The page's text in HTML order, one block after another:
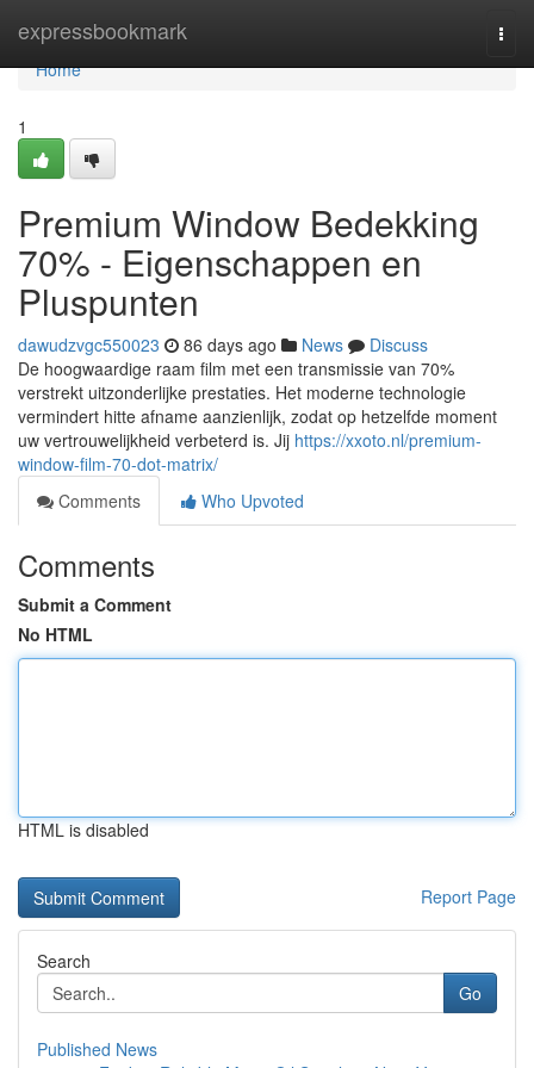
expressbookmark
Home
Home
1
Premium Window Bedekking
70% - Eigenschappen en
Pluspunten
dawudzvgc550023 86 days ago News
Discuss
De hoogwaardige raam film met een transmissie van 70%
verstrekt uitzonderlijke prestaties. Het moderne technologie
vermindert hitte afname aanzienlijk, zodat op hetzelfde moment
uw vertrouwelijkheid verbeterd is. Jij https://xxoto.nl/premium-
window-film-70-dot-matrix/
Comments
Who Upvoted
Comments
Submit a Comment
No HTML
HTML is disabled
Report Page
Search
Go
Published News